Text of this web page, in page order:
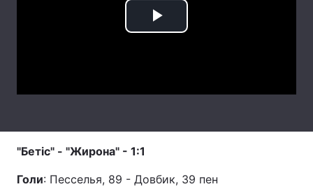
Послуги
Play
"Бетіс" - "Жирона" - 1:1
Голи: Песселья, 89 - Довбик, 39 пен